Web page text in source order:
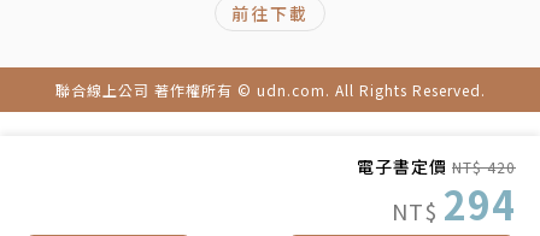
電子書定價 NT$ 420
NT$ 294
☉ 一直期待擺脫「黑手指」的植友
前往下載
聯合線上公司 著作權所有 © udn.com. All Rights Reserved.